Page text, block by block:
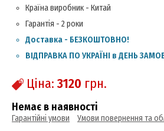
Країна виробник - Китай
Гарантія - 2 роки
Доставка - БЕЗКОШТОВНО!
ВІДПРАВКА ПО УКРАЇНІ в ДЕНЬ
Ціна: 3120 грн.
Немає в наявності
Гарантійні умови Умови повернення та